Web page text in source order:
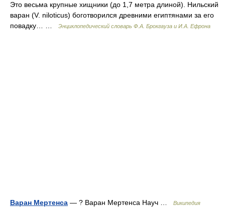
Это весьма крупные хищники (до 1,7 метра длиной). Нильский
варан (V. niloticus) боготворился древними египтянами за его
повадку… …
Энциклопедический словарь Ф.А. Брокгауза и И.А. Ефрона
Варан Мертенса — ? Варан Мертенса Науч … Википедия